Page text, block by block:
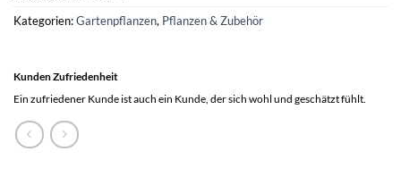
Kategorien:Gartenpflanzen, Pflanzen & Zubehör
Kunden Zufriedenheit
Ein zufriedener Kunde ist auch ein Kunde, der sich wohl und geschätzt fühlt.